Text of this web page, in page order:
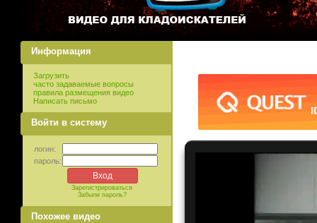
Информация
Загрузить
часто задаваемые вопросы
правила размещения видео
Написать письмо
Войти в систему
логин:
пароль:
Зарегистрироваться
Забыли пароль?
Похожее видео